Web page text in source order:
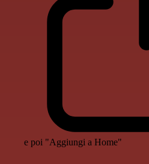
e poi "Aggiungi a Home"